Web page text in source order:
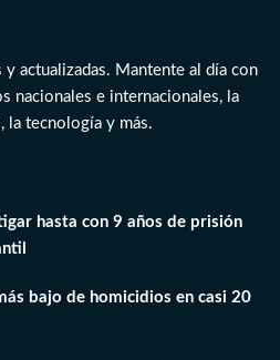
y actualizadas. Mantente al día con
nacionales e internacionales, la
la tecnología y más.
hasta con 9 años de prisión
bajo de homicidios en casi 20